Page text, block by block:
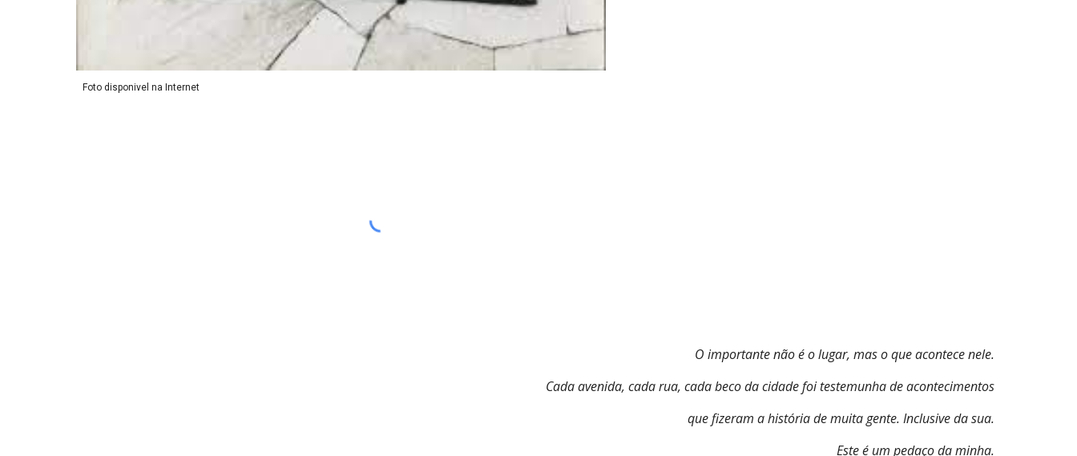
Foto disponivel na Internet
O importante não é o lugar, mas o que acontece nele.
Cada avenida, cada rua, cada beco da cidade foi testemunha de acontecimentos
que fizeram a história de muita gente. Inclusive da sua.
Este é um pedaço da minha.